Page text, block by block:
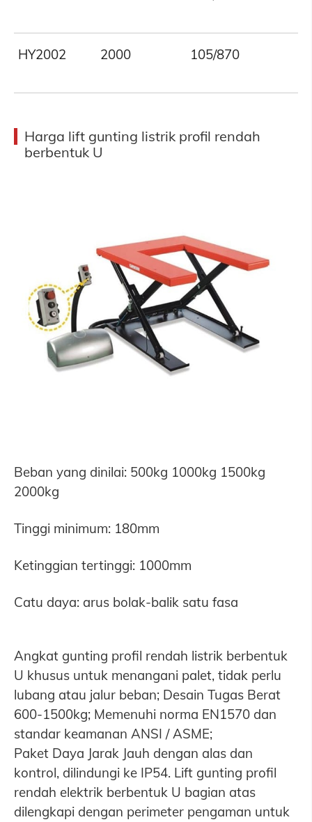
HY2002 2000 105/870
Harga lift gunting listrik profil rendah
berbentuk U
Beban yang dinilai: 500kg 1000kg 1500kg
2000kg
Tinggi minimum: 180mm
Ketinggian tertinggi: 1000mm
Catu daya: arus bolak-balik satu fasa
Angkat gunting profil rendah listrik berbentuk
U khusus untuk menangani palet, tidak perlu
lubang atau jalur beban; Desain Tugas Berat
600-1500kg; Memenuhi norma EN1570 dan
standar keamanan ANSI / ASME;
Paket Daya Jarak Jauh dengan alas dan
kontrol, dilindungi ke IP54. Lift gunting profil
rendah elektrik berbentuk U bagian atas
dilengkapi dengan perimeter pengaman untuk